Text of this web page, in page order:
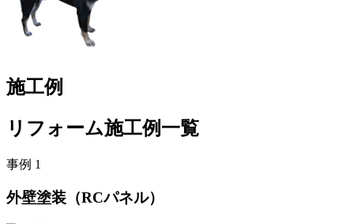
施工例
リフォーム施工例一覧
事例 1
外壁塗装（RCパネル）